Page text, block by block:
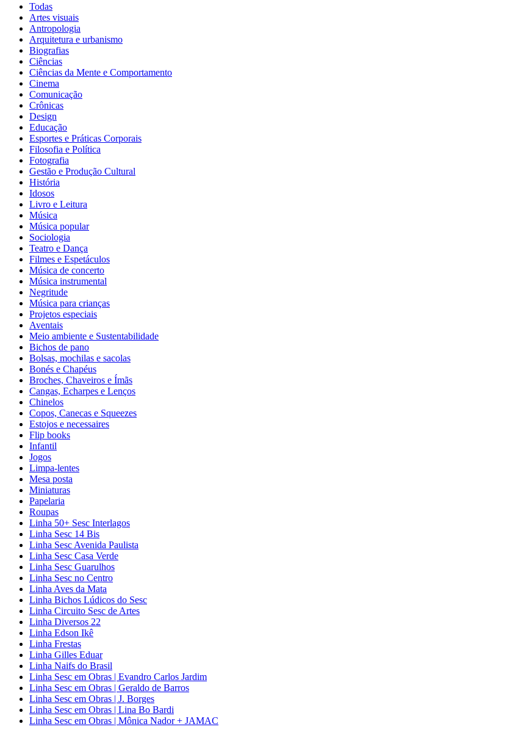
Todas
Artes visuais
Antropologia
Arquitetura e urbanismo
Biografias
Ciências
Ciências da Mente e Comportamento
Cinema
Comunicação
Crônicas
Design
Educação
Esportes e Práticas Corporais
Filosofia e Política
Fotografia
Gestão e Produção Cultural
História
Idosos
Livro e Leitura
Música
Música popular
Sociologia
Teatro e Dança
Filmes e Espetáculos
Música de concerto
Música instrumental
Negritude
Música para crianças
Projetos especiais
Aventais
Meio ambiente e Sustentabilidade
Bichos de pano
Bolsas, mochilas e sacolas
Bonés e Chapéus
Broches, Chaveiros e Ímãs
Cangas, Echarpes e Lenços
Chinelos
Copos, Canecas e Squeezes
Estojos e necessaires
Flip books
Infantil
Jogos
Limpa-lentes
Mesa posta
Miniaturas
Papelaria
Roupas
Linha 50+ Sesc Interlagos
Linha Sesc 14 Bis
Linha Sesc Avenida Paulista
Linha Sesc Casa Verde
Linha Sesc Guarulhos
Linha Sesc no Centro
Linha Aves da Mata
Linha Bichos Lúdicos do Sesc
Linha Circuito Sesc de Artes
Linha Diversos 22
Linha Edson Ikê
Linha Frestas
Linha Gilles Eduar
Linha Naifs do Brasil
Linha Sesc em Obras | Evandro Carlos Jardim
Linha Sesc em Obras | Geraldo de Barros
Linha Sesc em Obras | J. Borges
Linha Sesc em Obras | Lina Bo Bardi
Linha Sesc em Obras | Mônica Nador + JAMAC